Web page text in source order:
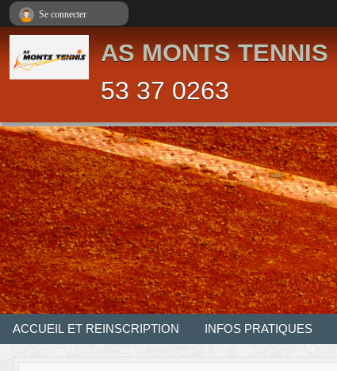
AS MONTS TENNIS
53 37 0263
ACCUEIL ET REINSCRIPTION INFOS PRATIQUES
Se connecter
Panneau de gestion des cookies